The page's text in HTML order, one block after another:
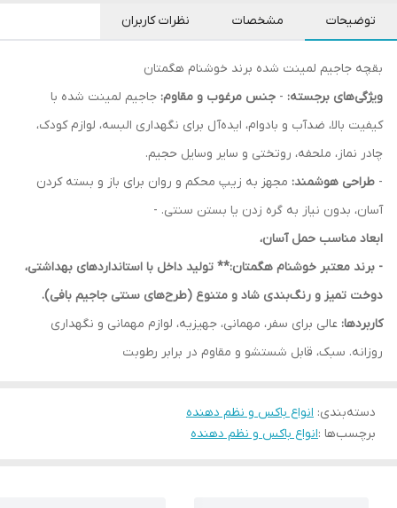
توضیحات مشخصات نظرات کاربران
بقچه جاجیم لمینت شده برند خوشنام هگمتان
ویژگی‌های برجسته: - جنس مرغوب و مقاوم: جاجیم لمینت شده با
کیفیت بالا، ضدآب و بادوام، ایده‌آل برای نگهداری البسه، لوازم کودک،
چادر نماز، ملحفه، روتختی و سایر وسایل حجیم.
- طراحی هوشمند: مجهز به زیپ محکم و روان برای باز و بسته کردن
آسان، بدون نیاز به گره زدن یا بستن سنتی. -
ابعاد مناسب حمل آسان،
- برند معتبر خوشنام هگمتان:** تولید داخل با استانداردهای بهداشتی،
دوخت تمیز و رنگ‌بندی شاد و متنوع (طرح‌های سنتی جاجیم بافی).
کاربردها: عالی برای سفر، مهمانی، جهیزیه، لوازم مهمانی و نگهداری
روزانه. سبک، قابل شستشو و مقاوم در برابر رطوبت
دسته‌بندی: انواع باکس و نظم دهنده
برچسب‌ها :انواع باکس و نظم دهنده